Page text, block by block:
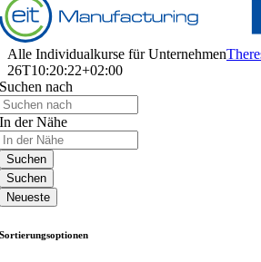
Alle Individualkurse für Unternehmen
26T10:20:22+02:00
Suchen nach
In der Nähe
Suchen
Suchen
Neueste
Sortierungsoptionen